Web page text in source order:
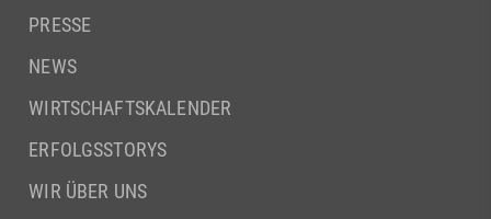
PRESSE
NEWS
WIRTSCHAFTSKALENDER
ERFOLGSSTORYS
WIR ÜBER UNS